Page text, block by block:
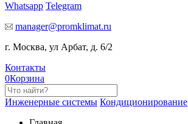
Whatsapp Telegram
manager@promklimat.ru
г. Москва, ул Арбат, д. 6/2
Контакты
0Корзина
Инженерные системы Кондиционирование